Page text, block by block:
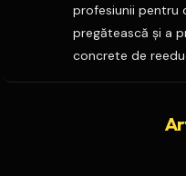
profesiunii pentru
pregătească şi a
concrete de